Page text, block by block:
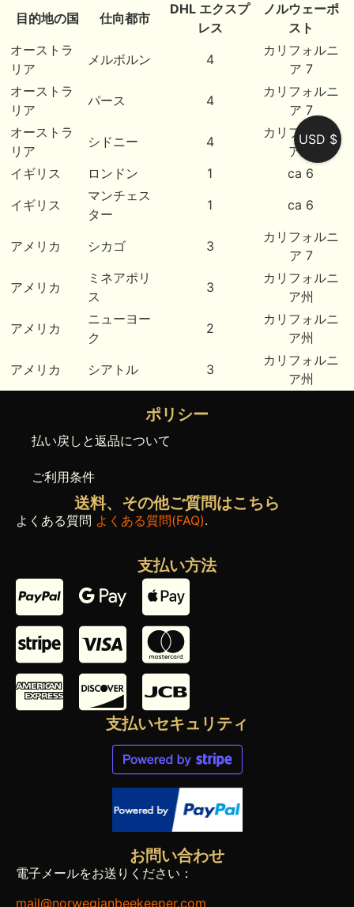
目的地の国 仕向都市
DHL エクスプ
レス
ノルウェーポ
スト
オーストラ
リア
メルボルン 4
カリフォルニ
ア 7
オーストラ
リア
パース 4
カリフォルニ
ア 7
オーストラ
リア
シドニー 4
カリフォルニ
ア州
イギリス
ロンドン 1
ca 6
イギリス
マンチェス
ター
1 ca 6
アメリカ シカゴ 3
カリフォルニ
ア 7
アメリカ
ミネアポリ
ス
3
カリフォルニ
ア州
アメリカ
ニューヨー
ク
2
カリフォルニ
ア州
アメリカ
シアトル 3
カリフォルニ
ア州
ポリシー
払い戻しと返品について
ご利用条件
送料、その他ご質問はこちら
よくある質問 よくある質問(FAQ).
支払い方法
支払いセキュリティ
お問い合わせ
電子メールをお送りください：
mail@norwegianbeekeeper.com
USD $